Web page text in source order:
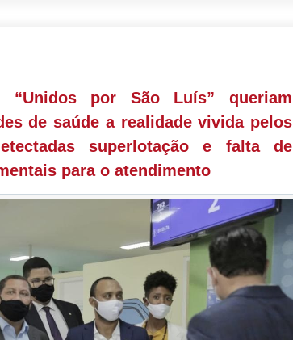
“Unidos por São Luís” queriam
de saúde a realidade vivida pelos
superlotação e falta de
para o atendimento